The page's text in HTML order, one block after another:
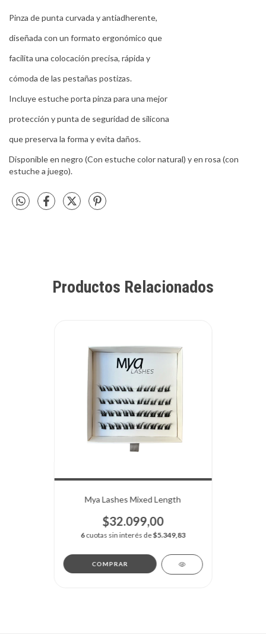
Pinza de punta curvada y antiadherente,
diseñada con un formato ergonómico que
facilita una colocación precisa, rápida y
cómoda de las pestañas postizas.
Incluye estuche porta pinza para una mejor
protección y punta de seguridad de silicona
que preserva la forma y evita daños.
Disponible en negro (Con estuche color natural) y en rosa (con
estuche a juego).
Productos Relacionados
Mya Lashes Mixed Length
$32.099,00
6cuotas sin interés de$5.349,83
COMPRAR